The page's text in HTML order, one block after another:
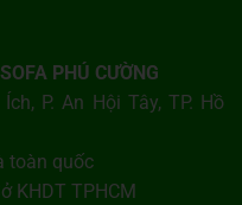
PHÚ CƯỜNG
P. An Hội Tây, TP. Hồ
toàn quốc
KHDT TPHCM